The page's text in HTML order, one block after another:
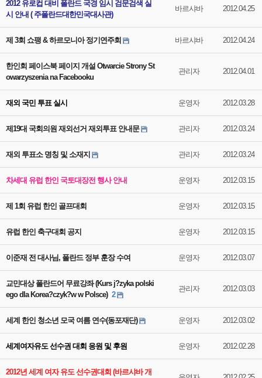
2012 유로컵 대비 폴란드 국경 임시 검문검색 실
시 안내 ( 주폴란드대한민국대사관)
바르샤바 2012.04.25
제 3회 쇼팽 & 하르모니아 정기연주회 바르샤바 2012.04.24
한인회 페이스북 페이지 개설 Otwarcie Strony St
owarzyszenia na Facebooku
관리자 2012.04.01
재외 국민 투표 실시 운영자 2012.03.28
제19대 국회의원 재외선거 재외투표 안내문 관리자 2012.03.24
재외 투표소 명칭 및 소재지 관리자 2012.03.24
차세대 유럽 한인 국토대장전 행사 안내 운영자 2012.03.15
제 1회 유럽 한인 골프대회 운영자 2012.03.15
유럽 한인 축구대회 공지 운영자 2012.03.15
이준재 전 대사님, 폴란드 정부 훈장 수여 운영자 2012.03.07
교민대상 폴란드어 무료강좌 (Kurs j?zyka polski
ego dla Korea?czyk?w w Polsce) 2
관리자 2012.03.03
세계 한인 청소년 모국 여름 연수(동포재단) 운영자 2012.03.02
세계여자유도 선수권 대회 응원 및 후원 운영자 2012.02.28
2012년 세계 여자 유도 선수권대회 (바르샤바 개